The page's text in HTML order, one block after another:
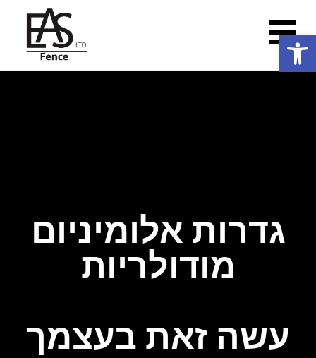
פתח סרגל נגישות
גדרות אלומיניום
מודולריות
עשה זאת בעצמך